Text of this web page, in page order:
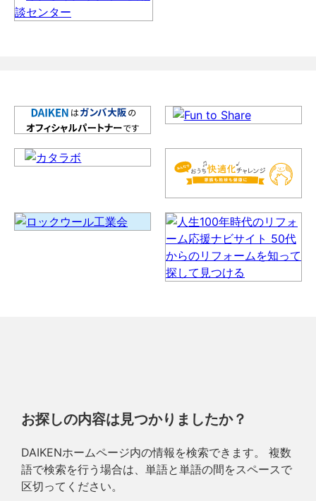
お探しの内容は見つかりましたか？
DAIKENホームページ内の情報を検索できます。 複数
語で検索を行う場合は、単語と単語の間をスペースで
区切ってください。